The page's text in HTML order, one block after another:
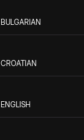
BULGARIAN
CROATIAN
ENGLISH